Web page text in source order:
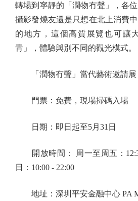
轉場到寧靜的「潤物冇聲」，各
攝影發燒友還是只想在北上消費
的地方，這個高質展覽也可讓
青」，體驗與別不同的觀光模式。
「潤物冇聲」當代藝術邀請展
門票：免費，現場掃碼入場
日期：即日起至5月31日
開放時間： 周一至周五：
日：10:00 - 22:00
地址：深圳平安金融中心 PA